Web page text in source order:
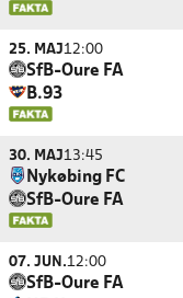
25. MAJ12:00
SfB-Oure FA
B.93
30. MAJ13:45
Nykøbing FC
SfB-Oure FA
07. JUN.12:00
SfB-Oure FA